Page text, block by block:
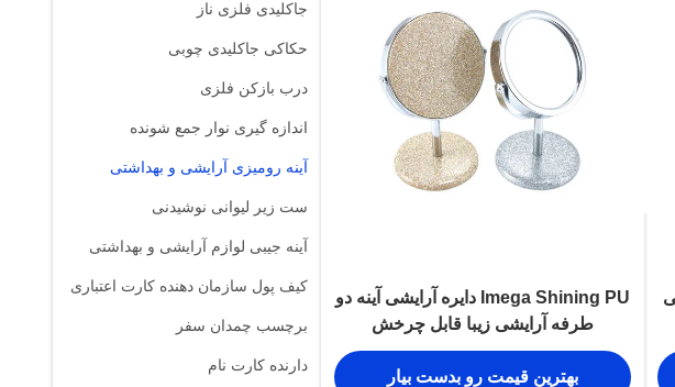
جاکلیدی فلزی ناز
حکاکی جاکلیدی چوبی
درب بازکن فلزی
اندازه گیری نوار جمع شونده
آینه رومیزی آرایشی و بهداشتی
ست زیر لیوانی نوشیدنی
آینه جیبی لوازم آرایشی و بهداشتی
کیف پول سازمان دهنده کارت اعتباری
برچسب چمدان سفر
دارنده کارت نام
Imega Shining PU دایره آرایشی آینه دو
طرفه آرایشی زیبا قابل چرخش
بهترین قیمت رو بدست بیار